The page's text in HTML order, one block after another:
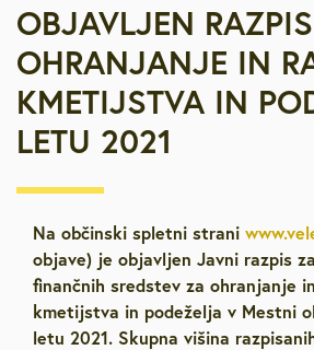
OBJAVLJEN
OHRANJANJE IN
KMETIJSTVA IN
LETU 2021
Na občinski spletni strani
objave) je objavljen Javni razpis
finančnih sredstev za ohranjanje
kmetijstva in podeželja v Mestni
letu 2021. Skupna višina